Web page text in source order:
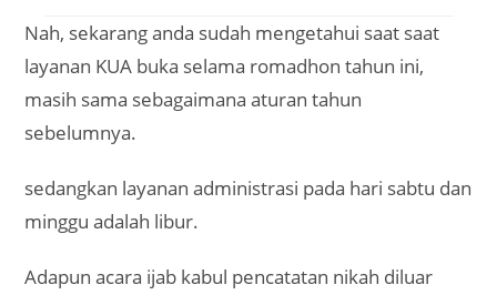
Nah, sekarang anda sudah mengetahui saat saat
layanan KUA buka selama romadhon tahun ini,
masih sama sebagaimana aturan tahun
sebelumnya.
sedangkan layanan administrasi pada hari sabtu dan
minggu adalah libur.
Adapun acara ijab kabul pencatatan nikah diluar